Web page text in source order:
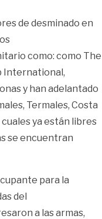
de desminado en
como: como The
International,
y han adelantado
Termales, Costa
cuales ya están libres
se encuentran
para la
del
a las armas,